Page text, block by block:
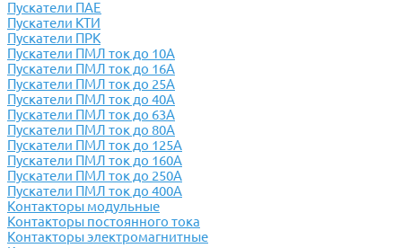
Пускатели ПАЕ
Пускатели КТИ
Пускатели ПРК
Пускатели ПМЛ ток до 10А
Пускатели ПМЛ ток до 16А
Пускатели ПМЛ ток до 25А
Пускатели ПМЛ ток до 40А
Пускатели ПМЛ ток до 63А
Пускатели ПМЛ ток до 80А
Пускатели ПМЛ ток до 125А
Пускатели ПМЛ ток до 160А
Пускатели ПМЛ ток до 250А
Пускатели ПМЛ ток до 400А
Контакторы модульные
Контакторы постоянного тока
Контакторы электромагнитные